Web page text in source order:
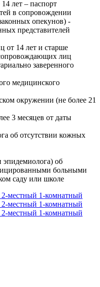
лет – паспорт
в сопровождении
опекунов) -
представителей
от 14 лет и старше
лиц
заверенного
медицинского
окружении (не более 21
3 месяцев от даты
об отсутствии кожных
эпидемиолога) об
больными
саду или школе